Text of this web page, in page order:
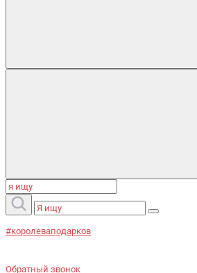
#королеваподарков
Обратный звонок